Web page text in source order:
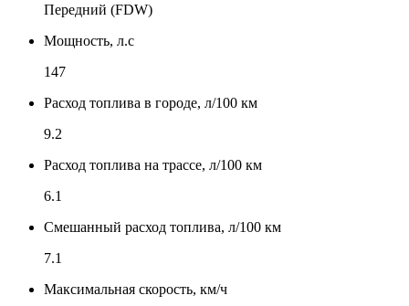
Передний (FDW)
Мощность, л.с
147
Расход топлива в городе, л/100 км
9.2
Расход топлива на трассе, л/100 км
6.1
Смешанный расход топлива, л/100 км
7.1
Максимальная скорость, км/ч